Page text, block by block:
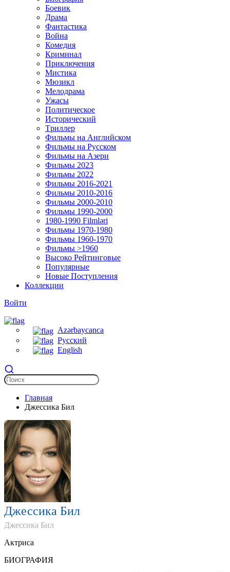
Боевик
Драма
Фантастика
Война
Комедия
Криминал
Приключения
Мистика
Мюзикл
Мелодрама
Ужасы
Политическое
Исторический
Tриллер
Фильмы на Английском
Фильмы на Русском
Фильмы на Азери
Фильмы 2023
Фильмы 2022
Фильмы 2016-2021
Фильмы 2010-2016
Фильмы 2000-2010
Фильмы 1990-2000
1980-1990 Filmləri
Фильмы 1970-1980
Фильмы 1960-1970
Фильмы >1960
Высоко Рейтинговые
Популярные
Новые Поступления
Коллекции
Войти
Azərbaycanca
Русский
English
Главная
Джессика Бил
Джессика Бил
Джессика Бил
Актриса
БИОГРАФИЯ